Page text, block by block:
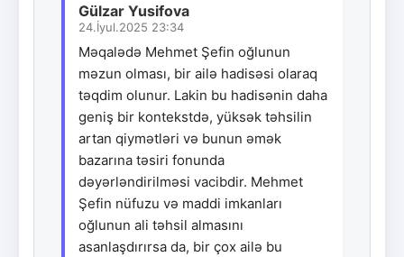
Gülzar Yusifova
24.İyul.2025 23:34
Məqalədə Mehmet Şefin oğlunun
məzun olması, bir ailə hadisəsi olaraq
təqdim olunur. Lakin bu hadisənin daha
geniş bir kontekstdə, yüksək təhsilin
artan qiymətləri və bunun əmək
bazarına təsiri fonunda
dəyərləndirilməsi vacibdir. Mehmet
Şefin nüfuzu və maddi imkanları
oğlunun ali təhsil almasını
asanlaşdırırsa da, bir çox ailə bu